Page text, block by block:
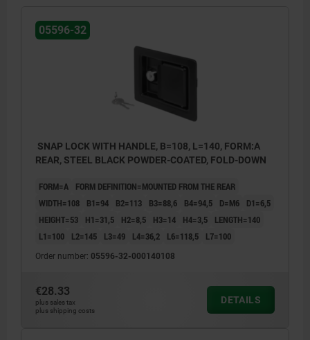
05596-32
SNAP LOCK WITH HANDLE, B=108, L=140, FORM:A
REAR, STEEL BLACK POWDER-COATED, FOLD-DOWN
FORM=A
FORM DEFINITION=MOUNTED FROM THE REAR
WIDTH=108
B1=94 B2=113 B3=88,6 B4=94,5 D=M6
D1=6,5
HEIGHT=53
H1=31,5 H2=8,5 H3=14 H4=3,5
LENGTH=140
L1=100
L2=145 L3=49 L4=36,2 L6=118,5 L7=100
Order number: 05596-32-000140108
€28.33
plus sales tax
plus shipping costs
DETAILS